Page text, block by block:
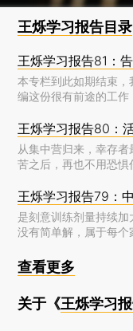
王烁学习报告目录
王烁学习报告81：
本专栏到此如期结束
编这份很有前途的工作
王烁学习报告80：
从集中营归来，幸存
苦之后，再也不用恐
王烁学习报告79：
是刻意训练剂量持续
没有简单解，属于每个
查看更多
关于《王烁学习